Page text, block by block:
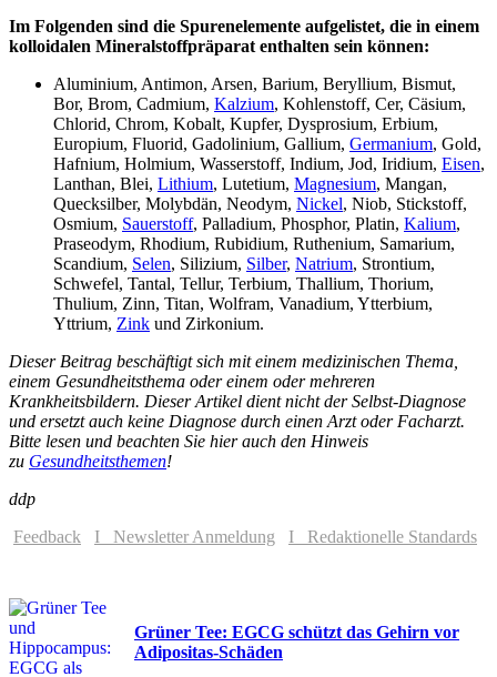
Im Folgenden sind die Spurenelemente aufgelistet, die in einem
kolloidalen Mineralstoffpräparat enthalten sein können:
Aluminium, Antimon, Arsen, Barium, Beryllium, Bismut,
Bor, Brom, Cadmium, Kalzium, Kohlenstoff, Cer, Cäsium,
Chlorid, Chrom, Kobalt, Kupfer, Dysprosium, Erbium,
Europium, Fluorid, Gadolinium, Gallium, Germanium, Gold,
Hafnium, Holmium, Wasserstoff, Indium, Jod, Iridium, Eisen,
Lanthan, Blei, Lithium, Lutetium, Magnesium, Mangan,
Quecksilber, Molybdän, Neodym, Nickel, Niob, Stickstoff,
Osmium, Sauerstoff, Palladium, Phosphor, Platin, Kalium,
Praseodym, Rhodium, Rubidium, Ruthenium, Samarium,
Scandium, Selen, Silizium, Silber, Natrium, Strontium,
Schwefel, Tantal, Tellur, Terbium, Thallium, Thorium,
Thulium, Zinn, Titan, Wolfram, Vanadium, Ytterbium,
Yttrium, Zink und Zirkonium.
Dieser Beitrag beschäftigt sich mit einem medizinischen Thema,
einem Gesundheitsthema oder einem oder mehreren
Krankheitsbildern. Dieser Artikel dient nicht der Selbst-Diagnose
und ersetzt auch keine Diagnose durch einen Arzt oder Facharzt.
Bitte lesen und beachten Sie hier auch den Hinweis
zu Gesundheitsthemen!
ddp
Feedback
I Newsletter Anmeldung I Redaktionelle Standards
Grüner Tee: EGCG schützt das Gehirn vor
Adipositas-Schäden